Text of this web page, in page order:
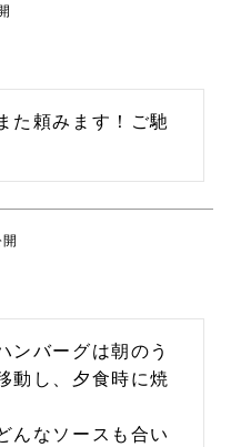
た頼みます！ご馳
ンバーグは朝のう
動し、夕食時に焼
んなソースも合い